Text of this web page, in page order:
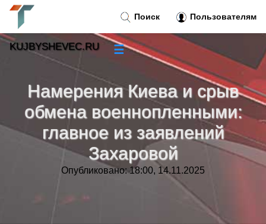
Намерения Киева и срыв
обмена военнопленными:
главное из заявлений
Захаровой
Опубликовано: 18:00, 14.11.2025
Поиск Пользователям
KUJBYSHEVEC.RU ☰
Новости
Тренды новостей»
Рубрики»
»